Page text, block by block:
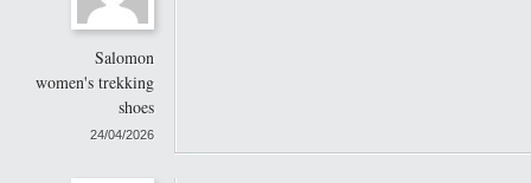
Salomon
women's trekking
shoes
24/04/2026